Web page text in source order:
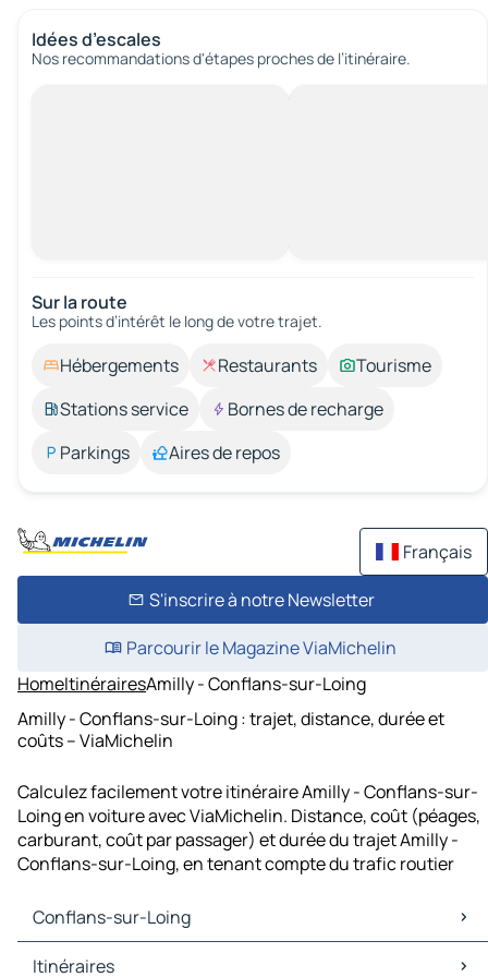
Idées d’escales
Nos recommandations d'étapes proches de l’itinéraire.
Sur la route
Les points d’intérêt le long de votre trajet.
Hébergements Restaurants
Tourisme
Stations service
Bornes de recharge
Parkings
Aires de repos
Français
S'inscrire à notre Newsletter
Parcourir le Magazine ViaMichelin
HomeItinérairesAmilly - Conflans-sur-Loing
Amilly - Conflans-sur-Loing : trajet, distance, durée et
coûts – ViaMichelin
Calculez facilement votre itinéraire Amilly - Conflans-sur-
Loing en voiture avec ViaMichelin. Distance, coût (péages,
carburant, coût par passager) et durée du trajet Amilly -
Conflans-sur-Loing, en tenant compte du trafic routier
Conflans-sur-Loing
Conflans-sur-Loing Cartes et plans
Itinéraires